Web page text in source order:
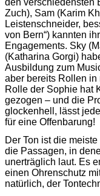
den verschiedensten
Zuch), Sam (Karim
Leistenschneider,
von Bern“) kannten
Engagements. Sky
(Katharina Gorgi)
Ausbildung zum
aber bereits Rollen in
Rolle der Sophie hat
gezogen – und die
glockenhell, lässt
für eine Offenbarung!
Der Ton ist die
die Passagen, in
unerträglich laut. Es
einen Ohrenschutz
natürlich, der